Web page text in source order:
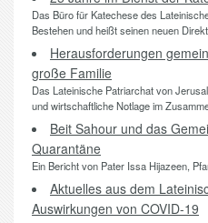
Das Büro für Katechese des
Bestehen und heißt seinen neuen
Herausforderungen
große Familie
Das Lateinische Patriarchat von
und wirtschaftliche Notlage im
Beit Sahour und das
Quarantäne
Ein Bericht von Pater Issa Hijazeen,
Aktuelles aus dem
Auswirkungen von COVID-19